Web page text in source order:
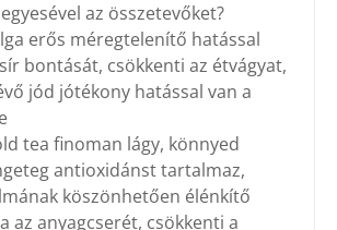
az összetevőket?
erős méregtelenítő hatással
bontását, csökkenti az étvágyat,
jód jótékony hatással van a
tea finoman lágy, könnyed
antioxidánst tartalmaz,
köszönhetően élénkítő
az anyagcserét, csökkenti a